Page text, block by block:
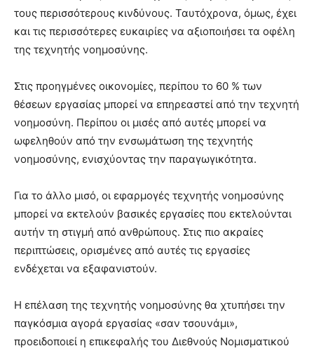
τους περισσότερους κινδύνους. Ταυτόχρονα, όμως, έχει
και τις περισσότερες ευκαιρίες να αξιοποιήσει τα οφέλη
της τεχνητής νοημοσύνης.
Στις προηγμένες οικονομίες, περίπου το 60 % των
θέσεων εργασίας μπορεί να επηρεαστεί από την τεχνητή
νοημοσύνη. Περίπου οι μισές από αυτές μπορεί να
ωφεληθούν από την ενσωμάτωση της τεχνητής
νοημοσύνης, ενισχύοντας την παραγωγικότητα.
Για το άλλο μισό, οι εφαρμογές τεχνητής νοημοσύνης
μπορεί να εκτελούν βασικές εργασίες που εκτελούνται
αυτήν τη στιγμή από ανθρώπους. Στις πιο ακραίες
περιπτώσεις, ορισμένες από αυτές τις εργασίες
ενδέχεται να εξαφανιστούν.
Η επέλαση της τεχνητής νοημοσύνης θα χτυπήσει την
παγκόσμια αγορά εργασίας «σαν τσουνάμι»,
προειδοποιεί η επικεφαλής του Διεθνούς Νομισματικού